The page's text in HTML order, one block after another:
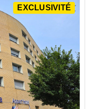
EXCLUSIVITÉ